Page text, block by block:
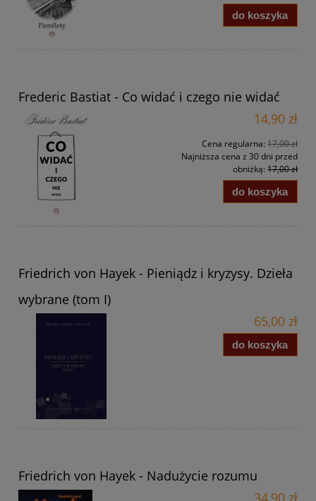
do koszyka
Frederic Bastiat - Co widać i czego nie widać
14,90 zł
Cena regularna: 17,00 zł
Najniższa cena z 30 dni przed
obniżką: 17,00 zł
do koszyka
Friedrich von Hayek - Pieniądz i kryzysy. Dzieła
wybrane (tom I)
65,00 zł
do koszyka
Friedrich von Hayek - Nadużycie rozumu
34,90 zł